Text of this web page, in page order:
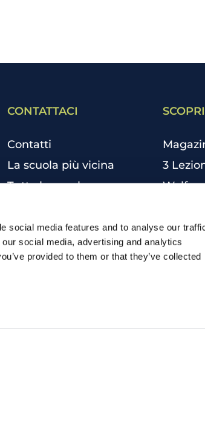
social media features and to analyse our
social media, advertising and analytics
provided to them or that they’ve collected
CONTATTACI
Contatti
La scuola più vicina
Tutte le scuole
3
Welfare